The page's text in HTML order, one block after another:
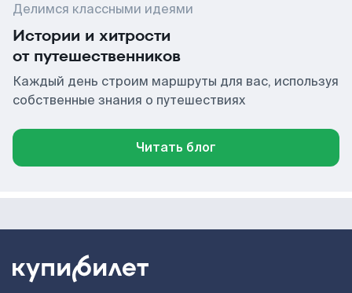
Делимся классными идеями
Истории и хитрости
от путешественников
Каждый день строим маршруты для вас, используя
собственные знания о путешествиях
Читать блог